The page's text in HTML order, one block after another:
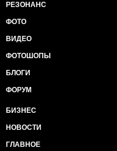
РЕЗОНАНС
ФОТО
ВИДЕО
ФОТОШОПЫ
БЛОГИ
ФОРУМ
БИЗНЕС
НОВОСТИ
ГЛАВНОЕ